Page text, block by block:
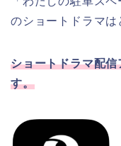
のショートドラマは
ショートドラマ配
す。